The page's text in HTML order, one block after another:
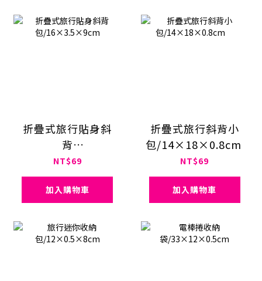
折疊式旅行貼身斜
背
包/16×3.5×9cm
NT$69
加入購物車
折疊式旅行斜背小
包/14×18×0.8cm
NT$69
加入購物車